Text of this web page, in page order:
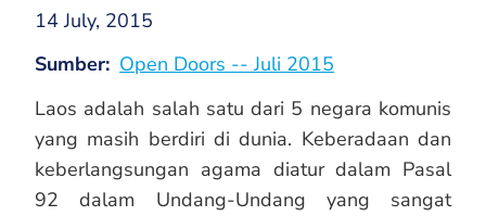
14 July, 2015
Sumber Open Doors -- Juli 2015
Laos adalah salah satu dari 5 negara komunis
yang masih berdiri di dunia. Keberadaan dan
keberlangsungan agama diatur dalam Pasal
92 dalam Undang-Undang yang sangat